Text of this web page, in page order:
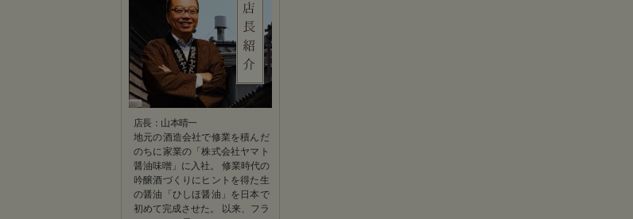
店長：山本晴一
地元の酒造会社で修業を積んだ
のちに家業の「株式会社ヤマト
醤油味噌」に入社。 修業時代の
吟醸酒づくりにヒントを得た生
の醤油「ひしほ醤油」を日本で
初めて完成させた。 以来、フラ